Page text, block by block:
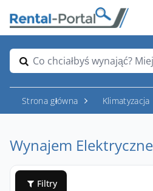
Co chciałbyś wynająć?
Strona główna Klimatyzacja
Wynajem
Filtry